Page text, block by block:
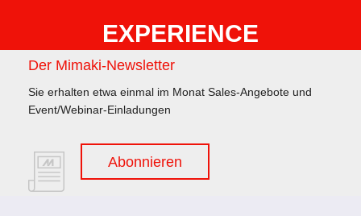
EXPERIENCE
Der Mimaki-Newsletter
Sie erhalten etwa einmal im Monat Sales-Angebote und
Event/Webinar-Einladungen
Abonnieren